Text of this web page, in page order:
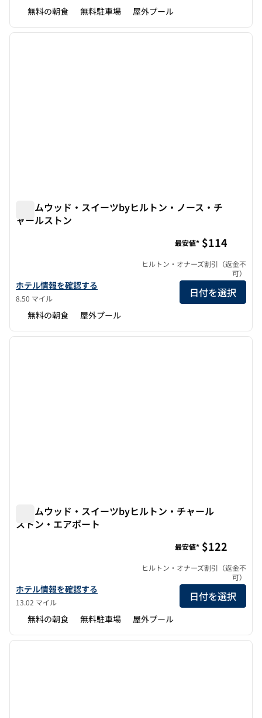
無料の朝食 無料駐車場 屋外プール
1/12
1/12
次の
ホームウッド・スイーツbyヒルトン・ノース・チ
ャールストン
ホームウッド・スイーツbyヒルトン・ノースチャールストンの詳
ホテル情報を確認する
8.50 マイル
最安値* $114
ヒルトン・オナーズ割引（返金不
可）
日付を選択
無料の朝食 屋外プール
1/12
1/12
次の
ホームウッド・スイーツbyヒルトン・チャール
ストン・エアポート
ホームウッド・スイーツbyヒルトン・チャールストン・エアポー
ホテル情報を確認する
13.02 マイル
最安値* $122
ヒルトン・オナーズ割引（返金不
可）
日付を選択
無料の朝食 無料駐車場 屋外プール
1/12
1/12
次の